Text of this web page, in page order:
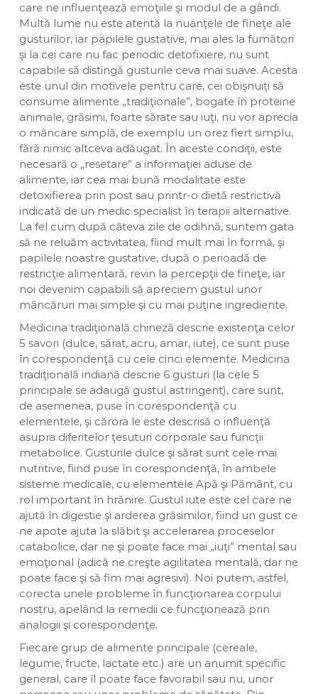
care ne influenţează emoţiile şi modul de a gândi.
Multă lume nu este atentă la nuanţele de fineţe ale
gusturilor, iar papilele gustative, mai ales la fumători
şi la cei care nu fac periodic detofixiere, nu sunt
capabile să distingă gusturile ceva mai suave. Acesta
este unul din motivele pentru care, cei obişnuiţi să
consume alimente „tradiţionale”, bogate în proteine
animale, grăsimi, foarte sărate sau iuţi, nu vor aprecia
o mâncare simplă, de exemplu un orez fiert simplu,
fără nimic altceva adăugat. În aceste condiţii, este
necesară o „resetare” a informaţiei aduse de
alimente, iar cea mai bună modalitate este
detoxifierea prin post sau printr-o dietă restrictivă
indicată de un medic specialist în terapii alternative.
La fel cum după câteva zile de odihnă, suntem gata
să ne reluăm activitatea, fiind mult mai în formă, şi
papilele noastre gustative, după o perioadă de
restricţie alimentară, revin la percepţii de fineţe, iar
noi devenim capabili să apreciem gustul unor
mâncăruri mai simple şi cu mai puţine ingrediente.
Medicina tradiţională chineză descrie existenţa celor
5 savori (dulce, sărat, acru, amar, iute), ce sunt puse
în corespondenţă cu cele cinci elemente. Medicina
tradiţională indiană descrie 6 gusturi (la cele 5
principale se adaugă gustul astringent), care sunt,
de asemenea, puse în corespondenţă cu
elementele, şi cărora le este descrisă o influenţă
asupra diferitelor ţesuturi corporale sau funcţii
metabolice. Gusturile dulce şi sărat sunt cele mai
nutritive, fiind puse în corespondenţă, în ambele
sisteme medicale, cu elementele Apă şi Pământ, cu
rol important în hrănire. Gustul iute este cel care ne
ajută în digestie şi arderea grăsimilor, fiind un gust ce
ne apote ajuta la slăbit şi accelerarea proceselor
catabolice, dar ne şi poate face mai „iuţi” mental sau
emoţional (adică ne creşte agilitatea mentală, dar ne
poate face şi să fim mai agresivi). Noi putem, astfel,
corecta unele probleme în funcţionarea corpului
nostru, apelând la remedii ce funcţionează prin
analogii şi corespondenţe.
Fiecare grup de alimente principale (cereale,
legume, fructe, lactate etc.) are un anumit specific
general, care îl poate face favorabil sau nu, unor